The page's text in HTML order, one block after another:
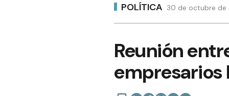
POLÍTICA 30 de octubre de
Reunión
empresarios